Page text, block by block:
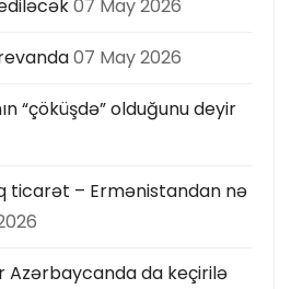
07 May 2026
07 May 2026
“çöküşdə” olduğunu deyir
ticarət – Ermənistandan nə
Azərbaycanda da keçirilə